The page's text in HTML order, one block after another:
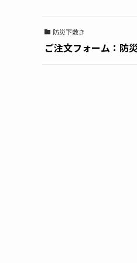
防災下敷き
ご注文フォーム：防